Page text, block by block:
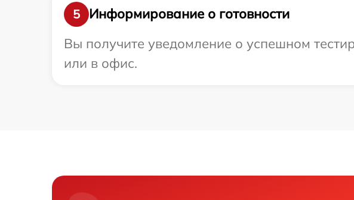
5
Информирование о готовности
Вы получите уведомление о успешном
или в офис.